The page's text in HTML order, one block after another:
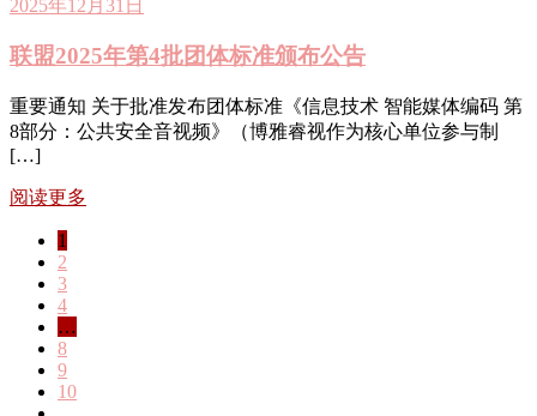
2025年12月31日
联盟2025年第4批团体标准颁布公告
重要通知 关于批准发布团体标准《信息技术 智能媒体编码 第
8部分：公共安全音视频》（博雅睿视作为核心单位参与制
[…]
阅读更多
1
2
3
4
…
8
9
10